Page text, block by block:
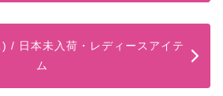
/ 日本未入荷・レディースアイテ
ム